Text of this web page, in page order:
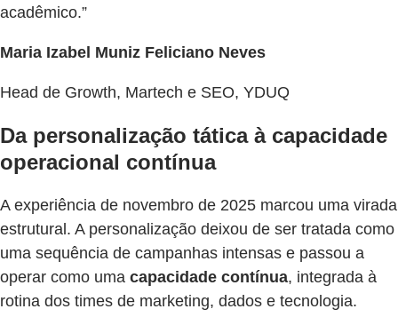
acadêmico.”
Maria Izabel Muniz Feliciano Neves
Head de Growth, Martech e SEO, YDUQ
Da personalização tática à capacidade
operacional contínua
A experiência de novembro de 2025 marcou uma virada
estrutural. A personalização deixou de ser tratada como
uma sequência de campanhas intensas e passou a
operar como uma capacidade contínua, integrada à
rotina dos times de marketing, dados e tecnologia.